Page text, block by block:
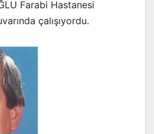
Farabi Hastanesi
çalışıyordu.